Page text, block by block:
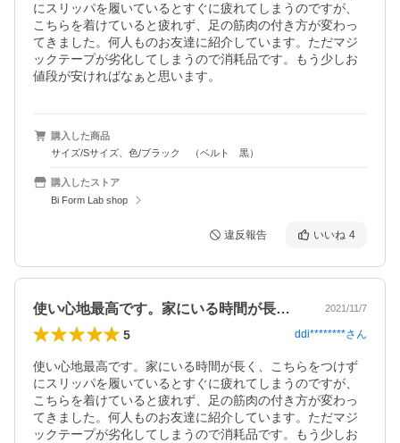
にスリッパを履いているとすぐに疲れてしまうのですが、
こちらを着けていると疲れず、足の筋肉の付き方が変わっ
てきました。何人ものお友達に紹介しています。ただマジ
ックテープが劣化してしまうので消耗品です。もう少しお
値段が安ければなぁと思います。
購入した商品
サイズ/Sサイズ、色/ブラック （ベルト 黒）
購入したストア
Bi Form Lab shop
違反報告 いいね 4
使い心地最高です。家にいる時間が長く、… 2021/11/7
5 ddi********さん
使い心地最高です。家にいる時間が長く、こちらをつけず
にスリッパを履いているとすぐに疲れてしまうのですが、
こちらを着けていると疲れず、足の筋肉の付き方が変わっ
てきました。何人ものお友達に紹介しています。ただマジ
ックテープが劣化してしまうので消耗品です。もう少しお